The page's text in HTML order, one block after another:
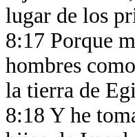
lugar de los
8:17 Porque
hombres
la tierra de
8:18 Y he